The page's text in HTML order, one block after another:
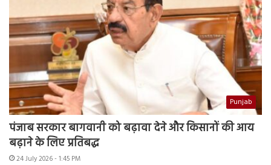
Punjab
पंजाब सरकार बागवानी को बढ़ावा देने और किसानों की आय
बढ़ाने के लिए प्रतिबद्ध
24 July 2026 - 1:45 PM